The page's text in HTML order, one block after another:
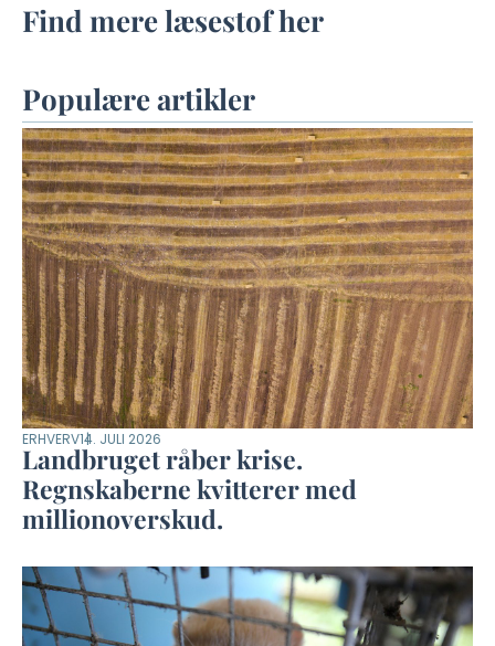
Find mere læsestof her
Populære artikler
ERHVERV14. JULI 2026
Landbruget råber krise.
Regnskaberne kvitterer med
millionoverskud.